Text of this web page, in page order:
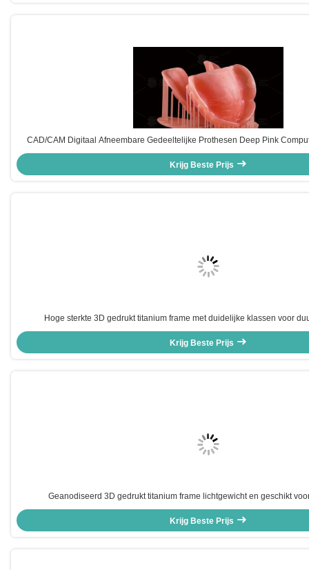
CAD/CAM Digitaal Afneembare Gedeeltelijke Prothesen Deep Pink
Krijg Beste Prijs
Hoge sterkte 3D gedrukt titanium frame met duidelijke klassen voor
Krijg Beste Prijs
Geanodiseerd 3D gedrukt titanium frame lichtgewicht en geschikt
Krijg Beste Prijs